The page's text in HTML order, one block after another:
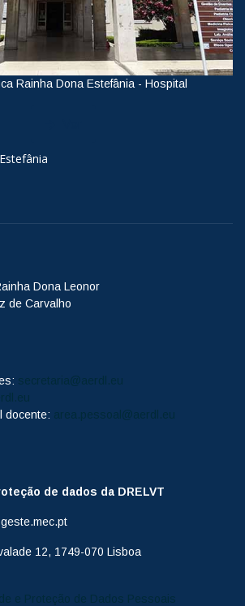
Rainha Dona Estefânia - Hospital
Dona Leonor
de Carvalho
secretaria@aerdl.eu
docente: area.pessoal@aerdl.eu
de dados da DRELVT
12, 1749-070 Lisboa
e Proteção de Dados Pessoais